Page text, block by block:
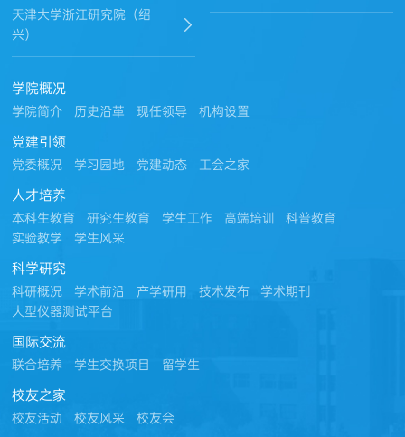
天津大学浙江研究院（绍
兴）
学院概况
学院简介 历史沿革 现任领导 机构设置
党建引领
党委概况 学习园地 党建动态 工会之家
人才培养
本科生教育 研究生教育 学生工作 高端培训
科普教育
实验教学
学生风采
科学研究
科研概况 学术前沿 产学研用 技术发布
学术期刊
大型仪器测试平台
国际交流
联合培养 学生交换项目 留学生
校友之家
校友活动 校友风采 校友会